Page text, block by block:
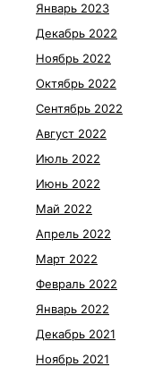
Январь 2023
Декабрь 2022
Ноябрь 2022
Октябрь 2022
Сентябрь 2022
Август 2022
Июль 2022
Июнь 2022
Май 2022
Апрель 2022
Март 2022
Февраль 2022
Январь 2022
Декабрь 2021
Ноябрь 2021